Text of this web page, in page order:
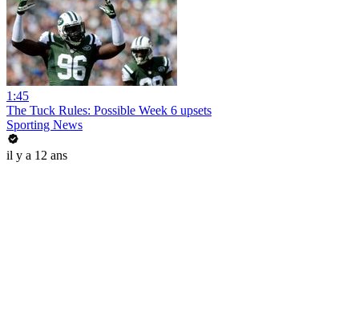
1:45
The Tuck Rules: Possible Week 6 upsets
Sporting News
il y a 12 ans